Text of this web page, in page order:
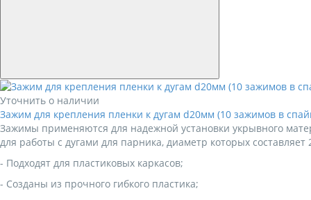
Уточнить о наличии
Зажим для крепления пленки к дугам d20мм (10 зажимов в
Зажимы применяются для надежной установки укрывного
для работы с дугами для парника, диаметр которых
- Подходят для пластиковых каркасов;
- Созданы из прочного гибкого пластика;